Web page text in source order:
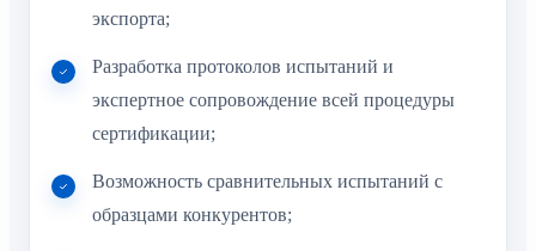
экспорта;
Разработка протоколов испытаний и
экспертное сопровождение всей процедуры
сертификации;
Возможность сравнительных испытаний с
образцами конкурентов;